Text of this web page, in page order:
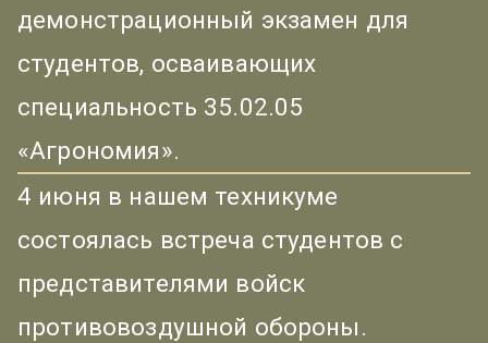
демонстрационный экзамен для
студентов, осваивающих
специальность 35.02.05
«Агрономия».
4 июня в нашем техникуме
состоялась встреча студентов с
представителями войск
противовоздушной обороны.